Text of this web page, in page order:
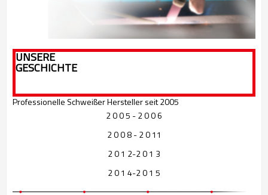
UNSERE
GESCHICHTE
Professionelle Schweißer Hersteller seit 2005
2 0 0 5 - 2 0 0 6
2 0 0 8 - 2 0 11
2 0 1 2-2 0 1 3
2 0 1 4-2 0 1 5